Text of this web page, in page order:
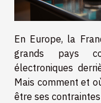
En Europe, la
grands pays
électroniques
Mais comment et
être ses contraintes